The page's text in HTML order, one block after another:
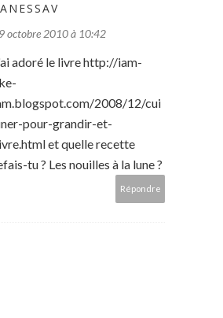
octobre 2010 à 10:42
adoré le livre http://iam-
2008/12/cui
pour-grandir-et-
et quelle recette
tu ? Les nouilles à la lune ?
Répondre